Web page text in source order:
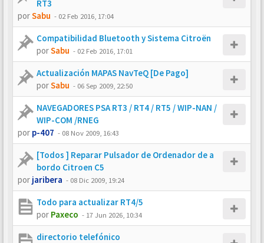
RT3
porSabu - 02 Feb 2016, 17:04
Compatibilidad Bluetooth y Sistema Citroën
porSabu - 02 Feb 2016, 17:01
Actualización MAPAS NavTeQ [De Pago]
porSabu - 06 Sep 2009, 22:50
NAVEGADORES PSA RT3 / RT4 / RT5 / WIP-NAN /
WIP-COM /RNEG
por p-407 - 08 Nov 2009, 16:43
[Todos ] Reparar Pulsador de Ordenador de a
bordo Citroen C5
por jaribera - 08 Dic 2009, 19:24
Todo para actualizar RT4/5
por Paxeco - 17 Jun 2026, 10:34
directorio telefónico